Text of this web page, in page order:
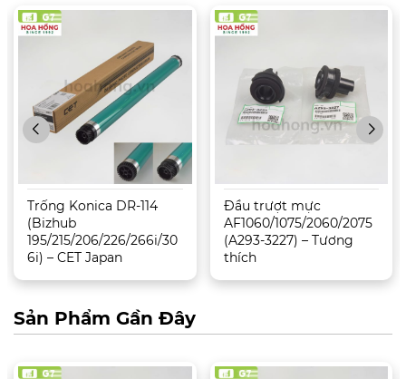
Trống Konica DR-114
(Bizhub
195/215/206/226/266i/30
6i) – CET Japan
Đầu trượt mực
AF1060/1075/2060/2075
(A293-3227) – Tương
thích
Sản Phẩm Gần Đây